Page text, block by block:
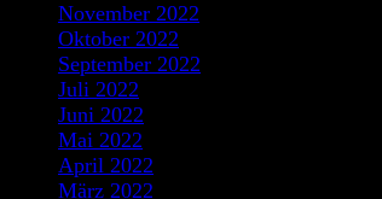
November 2022
Oktober 2022
September 2022
Juli 2022
Juni 2022
Mai 2022
April 2022
März 2022